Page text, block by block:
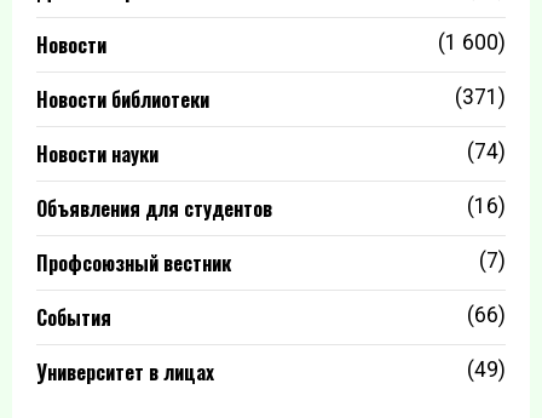
Новости
(1 600)
Новости библиотеки (371)
Новости науки (74)
Объявления для студентов (16)
Профсоюзный вестник (7)
События (66)
Университет в лицах (49)